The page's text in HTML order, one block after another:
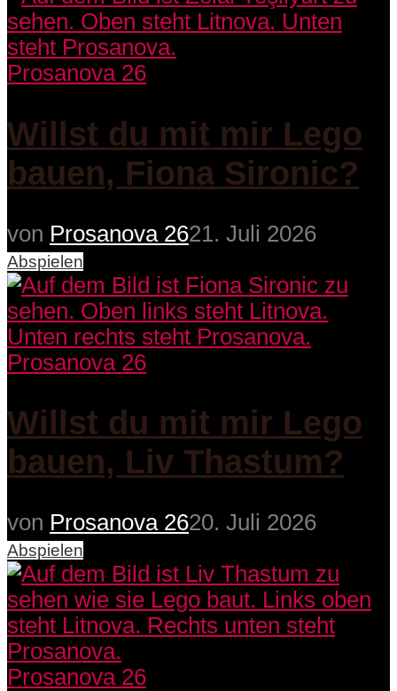
Prosanova 26
Willst du mit mir Lego
bauen, Fiona Sironic?
von Prosanova 2621. Juli 2026
Abspielen
Prosanova 26
Willst du mit mir Lego
bauen, Liv Thastum?
von Prosanova 2620. Juli 2026
Abspielen
Prosanova 26